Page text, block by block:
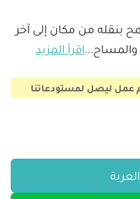
بنقله من مكان إلى آخر
...اقرأ المزيد